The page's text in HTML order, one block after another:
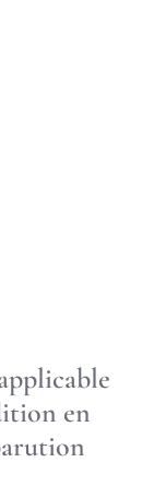
en